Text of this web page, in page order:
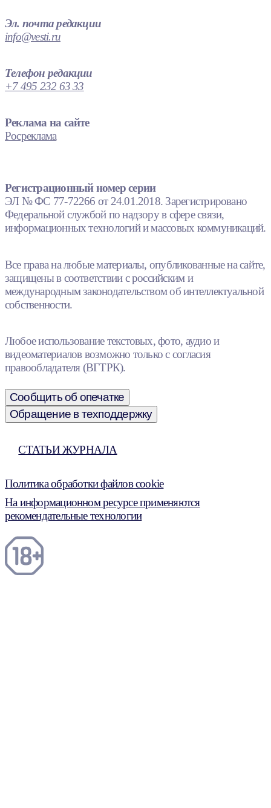
Эл. почта редакции
info@vesti.ru
Телефон редакции
+7 495 232 63 33
Реклама на сайте
Росреклама
Регистрационный номер серии
ЭЛ № ФС 77-72266 от 24.01.2018. Зарегистрировано
Федеральной службой по надзору в сфере связи,
информационных технологий и массовых коммуникаций.
Все права на любые материалы, опубликованные на сайте,
защищены в соответствии с российским и
международным законодательством об интеллектуальной
собственности.
Любое использование текстовых, фото, аудио и
видеоматериалов возможно только с согласия
правообладателя (ВГТРК).
Сообщить об опечатке
Обращение в техподдержку
СТАТЬИ ЖУРНАЛА
Политика обработки файлов cookie
На информационном ресурсе применяются
рекомендательные технологии